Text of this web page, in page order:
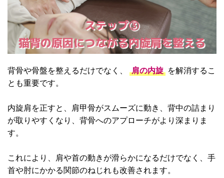
ステップ③
猫背の原因につながる内旋肩を整える
背骨や骨盤を整えるだけでなく、 肩の内旋 を解消するこ
とも重要です。
内旋肩を正すと、肩甲骨がスムーズに動き、背中の詰まり
が取りやすくなり、背骨へのアプローチがより深まりま
す。
これにより、肩や首の動きが滑らかになるだけでなく、手
首や肘にかかる関節のねじれも改善されます。